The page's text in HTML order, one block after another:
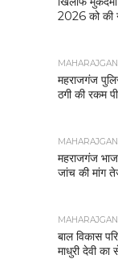
2026 को की
महराजगंज
ठगी की रकम
महराजगंज
जांच की मांग
बाल विकास
माधुरी देवी का